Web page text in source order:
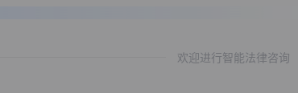
欢迎进行智能法律咨询